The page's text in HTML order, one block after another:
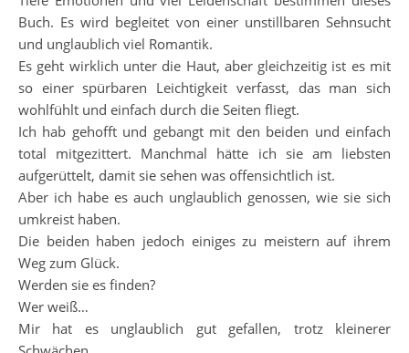
Buch. Es wird begleitet von einer unstillbaren Sehnsucht
und unglaublich viel Romantik.
Es geht wirklich unter die Haut, aber gleichzeitig ist es mit
so einer spürbaren Leichtigkeit verfasst, das man sich
wohlfühlt und einfach durch die Seiten fliegt.
Ich hab gehofft und gebangt mit den beiden und einfach
total mitgezittert. Manchmal hätte ich sie am liebsten
aufgerüttelt, damit sie sehen was offensichtlich ist.
Aber ich habe es auch unglaublich genossen, wie sie sich
umkreist haben.
Die beiden haben jedoch einiges zu meistern auf ihrem
Weg zum Glück.
Werden sie es finden?
Wer weiß…
Mir hat es unglaublich gut gefallen, trotz kleinerer